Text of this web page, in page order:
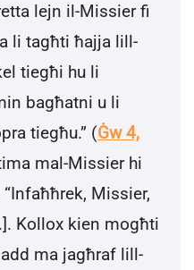
lejn il-Missier fi
li tagħti ħajja lill-
tiegħi hu li
bagħatni u li
tiegħu.” (Ġw 4,
mal-Missier hi
Missier,
Kollox kien mogħti
ma jagħraf lill-